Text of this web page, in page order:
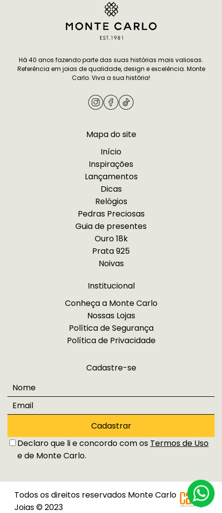
pensadas para mulheres que
apreciam joalheria de alto…
Continuar lendo7 infalíveis dicas de
ou por designs
combinam…
sua união com
namoro
Há 40 anos fazendo parte das suas histórias mais valiosas.
Referência em joias de qualidade, design e excelência. Monte
Carlo. Viva a sua história!
Mapa do site
Início
Inspirações
Lançamentos
Dicas
Relógios
Pedras Preciosas
Guia de presentes
Ouro 18k
Prata 925
Noivas
Institucional
Conheça a Monte Carlo
Nossas Lojas
Política de Segurança
Política de Privacidade
Cadastre-se
Cadastrar
Declaro que li e concordo com os Termos de Uso
e de Monte Carlo.
Todos os direitos reservados Monte Carlo
Joias © 2023